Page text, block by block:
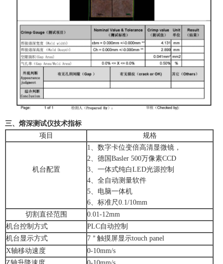
三、熔深测试仪技术指标
项目
规格
机台配置
1、数字卡位变倍高清显微镜，
2、 德国Basler 500万像素CCD
3 、一体式纯白LED光源控制
4 、全自动测量软件
5 、电脑一体机
6 、标准尺0.1/10mm
切割直径范围
0.01-12mm
机台控制 方式 PLC自动控制
机台显示方式 7 ” 触摸屏显示touch panel
X轴移动速度
0-10mm/s